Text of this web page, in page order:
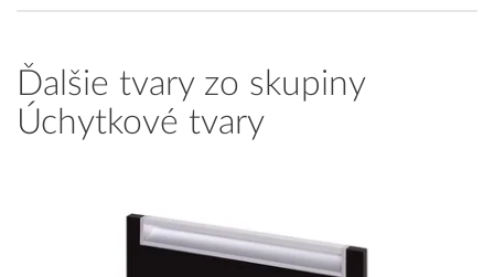
Ďalšie tvary zo skupiny
Úchytkové tvary